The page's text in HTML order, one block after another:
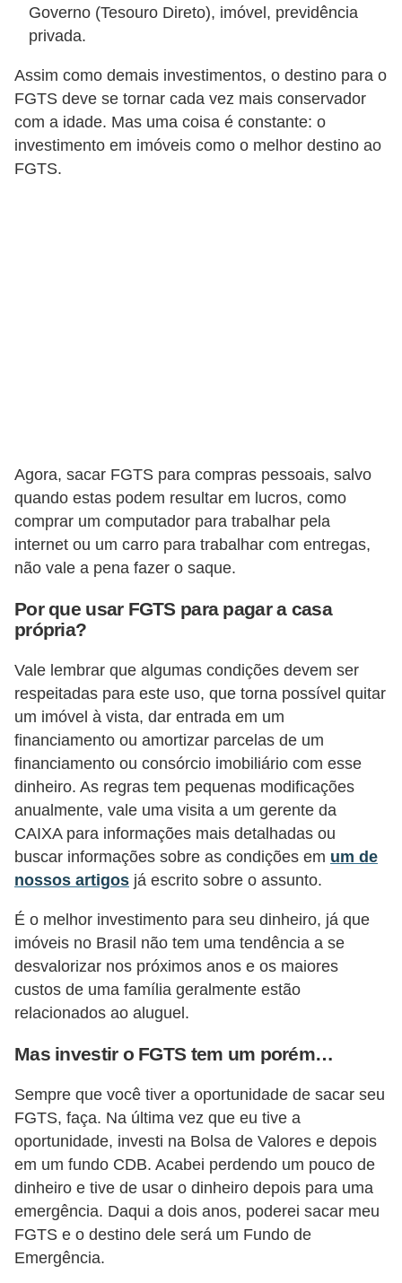
Governo (Tesouro Direto), imóvel, previdência
privada.
Assim como demais investimentos, o destino para o
FGTS deve se tornar cada vez mais conservador
com a idade. Mas uma coisa é constante: o
investimento em imóveis como o melhor destino ao
FGTS.
Agora, sacar FGTS para compras pessoais, salvo
quando estas podem resultar em lucros, como
comprar um computador para trabalhar pela
internet ou um carro para trabalhar com entregas,
não vale a pena fazer o saque.
Por que usar FGTS para pagar a casa
própria?
Vale lembrar que algumas condições devem ser
respeitadas para este uso, que torna possível quitar
um imóvel à vista, dar entrada em um
financiamento ou amortizar parcelas de um
financiamento ou consórcio imobiliário com esse
dinheiro. As regras tem pequenas modificações
anualmente, vale uma visita a um gerente da
CAIXA para informações mais detalhadas ou
buscar informações sobre as condições em um de
nossos artigos já escrito sobre o assunto.
É o melhor investimento para seu dinheiro, já que
imóveis no Brasil não tem uma tendência a se
desvalorizar nos próximos anos e os maiores
custos de uma família geralmente estão
relacionados ao aluguel.
Mas investir o FGTS tem um porém…
Sempre que você tiver a oportunidade de sacar seu
FGTS, faça. Na última vez que eu tive a
oportunidade, investi na Bolsa de Valores e depois
em um fundo CDB. Acabei perdendo um pouco de
dinheiro e tive de usar o dinheiro depois para uma
emergência. Daqui a dois anos, poderei sacar meu
FGTS e o destino dele será um Fundo de
Emergência.
n
t
o
I
m
p
N
e
g
o
c
i
ç
ã
o
P
o
u
p
a
ç
a
P
o
r
a
m
a
s
d
e